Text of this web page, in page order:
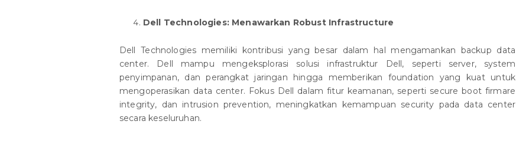
Dell Technologies: Menawarkan Robust Infrastructure
Dell Technologies memiliki kontribusi yang besar dalam hal mengamankan backup data
center. Dell mampu mengeksplorasi solusi infrastruktur Dell, seperti server, system
penyimpanan, dan perangkat jaringan hingga memberikan foundation yang kuat untuk
mengoperasikan data center. Fokus Dell dalam fitur keamanan, seperti secure boot firmare
integrity, dan intrusion prevention, meningkatkan kemampuan security pada data center
secara keseluruhan.